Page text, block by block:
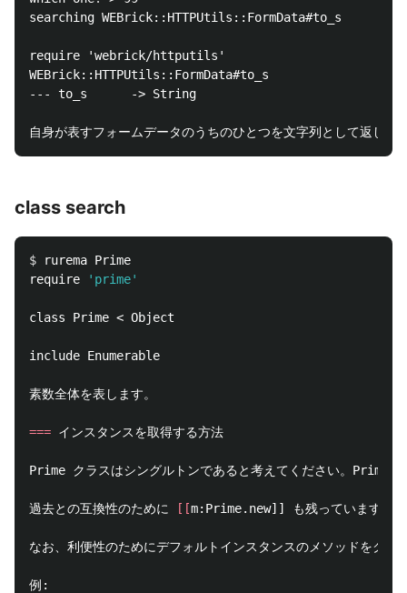
searching WEBrick::HTTPUtils::FormData#to_s
require 'webrick/httputils'
WEBrick::HTTPUtils::FormData#to_s
--- to_s      -> String
class search
$
rurema Prime
require
'prime'
class Prime < Object
include Enumerable
素数全体を表します。
=== インスタンスを取得する方法
Prime クラスはシングルトンであると考えてください。Prime
過去との互換性のために [[m:Prime.new]] も残っています。こ
なお、利便性のためにデフォルトインスタンスのメソッドをクラ
例: